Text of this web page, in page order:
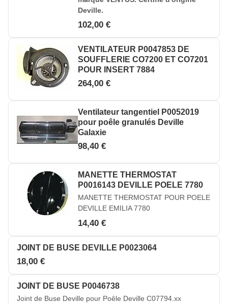
Deville.
102,00 €
VENTILATEUR P0047853 DE
SOUFFLERIE CO7200 ET CO7201
POUR INSERT 7884
264,00 €
Ventilateur tangentiel P0052019
pour poêle granulés Deville
Galaxie
98,40 €
MANETTE THERMOSTAT
P0016143 DEVILLE POELE 7780
MANETTE THERMOSTAT POUR POELE
DEVILLE EMILIA 7780
14,40 €
JOINT DE BUSE DEVILLE P0023064
18,00 €
JOINT DE BUSE P0046738
Joint de Buse Deville pour Poêle Deville C07794.xx